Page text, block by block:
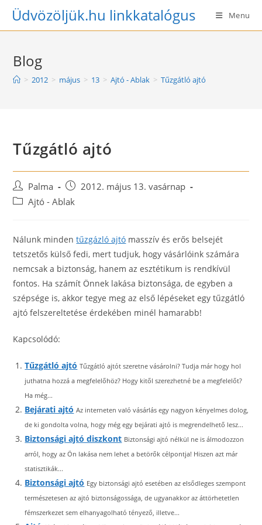
SkipÜdvözöljük.hu linkkatalógus Menu
Blog
> 2012 > május > 13 > Ajtó - Ablak > Tűzgátló ajtó
Tűzgátló ajtó
Post
author:
Palma
Post
published:
2012. május 13. vasárnap
PostAjtó - Ablak
Nálunk mindentűzgázló ajtó masszív és erős belsejét
tetszetős külső fedi, mert tudjuk, hogy vásárlóink számára
nemcsak a biztonság, hanem az esztétikum is rendkívül
fontos. Ha számít Önnek lakása biztonsága, de egyben a
szépsége is, akkor tegye meg az első lépéseket egy tűzgátló
ajtó felszereltetése érdekében minél hamarabb!
Kapcsolódó:
Tűzgátló ajtó Tűzgátló ajtót szeretne vásárolni? Tudja már hogy hol
juthatna hozzá a megfelelőhöz? Hogy kitől szerezhetné be a megfelelőt?
Ha még...
Bejárati ajtó Az interneten való vásárlás egy nagyon kényelmes dolog,
de ki gondolta volna, hogy még egy bejárati ajtó is megrendelhető lesz...
Biztonsági ajtó diszkont Biztonsági ajtó nélkül ne is álmodozzon
arról, hogy az Ön lakása nem lehet a betörők célpontja! Hiszen azt már
statisztikák...
Biztonsági ajtó Egy biztonsági ajtó esetében az elsődleges szempont
természetesen az ajtó biztonságossága, de ugyanakkor az áttörhetetlen
fémszerkezet sem elhanyagolható tényező, illetve...